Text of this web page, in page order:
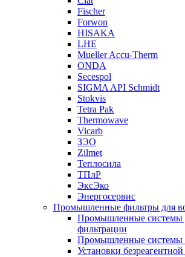
Fischer
Forwon
HISAKA
LHE
Mueller Accu-Therm
ONDA
Secespol
SIGMA API Schmidt
Stokvis
Tetra Pak
Thermowave
Vicarb
ЗЭО
Zilmet
Теплосила
ТПлР
ЭксЭко
Энергосервис
Промышленные фильтры для
Промышленные системы
фильтрации
Промышленные системы
Установки